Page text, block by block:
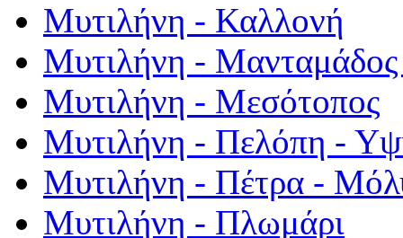
Μυτιλήνη - Καλλονή
Μυτιλήνη - Μανταμάδος
Μυτιλήνη - Μεσότοπος
Μυτιλήνη - Πελόπη -
Μυτιλήνη - Πέτρα -
Μυτιλήνη - Πλωμάρι